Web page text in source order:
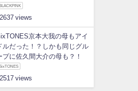
BLACKPINK
京本大我の母もアイ
ルだった！？しかも同じグル
プに佐久間大介の母も？！